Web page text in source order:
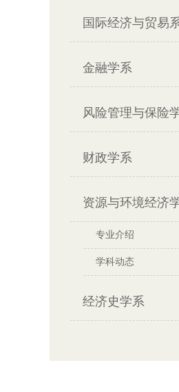
国际经济与贸易
金融学系
风险管理与保险
财政学系
资源与环境经济
专业介绍
学科动态
经济史学系